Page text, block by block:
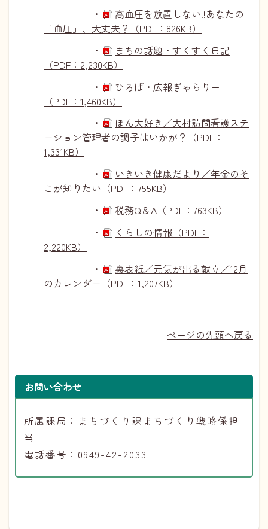
・
高血圧を放置しない!!あなたの
「血圧」、大丈夫？（PDF：826KB）
・
まちの話題・すくすく日記
（PDF：2,230KB）
・
ひろば・広報ぎゃらりー
（PDF：1,460KB）
・
ほん大好き／大村訪問看護ステ
ーション管理者の調子はいかが？（PDF：
1,331KB）
・
いきいき健康だより／年金のそ
こが知りたい（PDF：755KB）
・
税務Q＆A（PDF：763KB）
・
くらしの情報（PDF：
2,220KB）
・
裏表紙／元気が出る献立／12月
のカレンダー（PDF：1,207KB）
ページの先頭へ戻る
お問い合わせ
所属課局：まちづくり課まちづくり戦略係担
当
電話番号：0949-42-2033